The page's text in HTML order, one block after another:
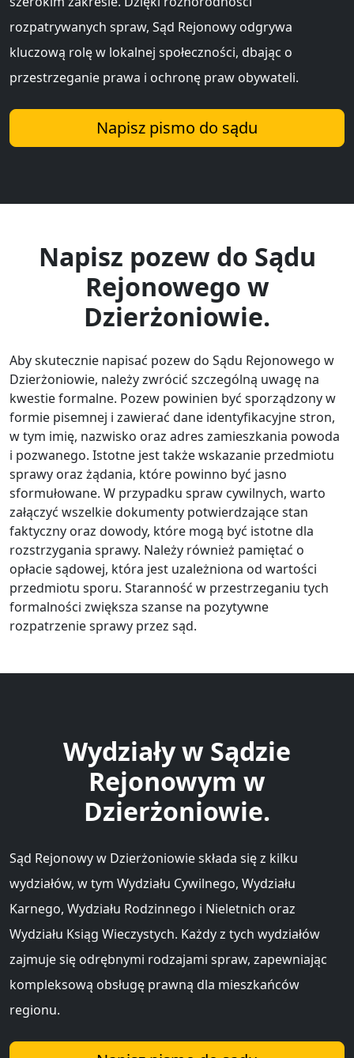
rozpatrywanych spraw, Sąd Rejonowy odgrywa
kluczową rolę w lokalnej społeczności, dbając o
przestrzeganie prawa i ochronę praw obywateli.
Napisz pismo do sądu
Napisz pozew do Sądu
Rejonowego w
Dzierżoniowie.
Aby skutecznie napisać pozew do Sądu Rejonowego w
Dzierżoniowie, należy zwrócić szczególną uwagę na
kwestie formalne. Pozew powinien być sporządzony w
formie pisemnej i zawierać dane identyfikacyjne stron,
w tym imię, nazwisko oraz adres zamieszkania powoda
i pozwanego. Istotne jest także wskazanie przedmiotu
sprawy oraz żądania, które powinno być jasno
sformułowane. W przypadku spraw cywilnych, warto
załączyć wszelkie dokumenty potwierdzające stan
faktyczny oraz dowody, które mogą być istotne dla
rozstrzygania sprawy. Należy również pamiętać o
opłacie sądowej, która jest uzależniona od wartości
przedmiotu sporu. Staranność w przestrzeganiu tych
formalności zwiększa szanse na pozytywne
rozpatrzenie sprawy przez sąd.
Wydziały w Sądzie
Rejonowym w
Dzierżoniowie.
Sąd Rejonowy w Dzierżoniowie składa się z kilku
wydziałów, w tym Wydziału Cywilnego, Wydziału
Karnego, Wydziału Rodzinnego i Nieletnich oraz
Wydziału Ksiąg Wieczystych. Każdy z tych wydziałów
zajmuje się odrębnymi rodzajami spraw, zapewniając
kompleksową obsługę prawną dla mieszkańców
regionu.